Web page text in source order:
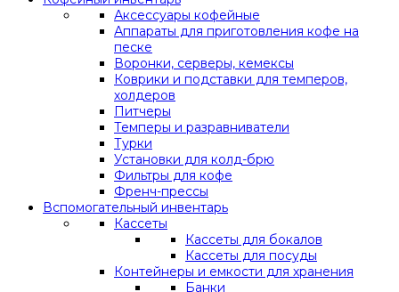
Аксессуары кофейные
Аппараты для приготовления кофе на
песке
Воронки, серверы, кемексы
Коврики и подставки для темперов,
холдеров
Питчеры
Темперы и разравниватели
Турки
Установки для колд-брю
Фильтры для кофе
Френч-прессы
Вспомогательный инвентарь
Кассеты
Кассеты для бокалов
Кассеты для посуды
Контейнеры и емкости для хранения
Банки